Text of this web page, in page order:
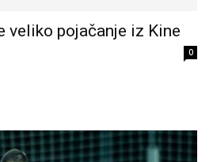
veliko pojačanje iz Kine
0